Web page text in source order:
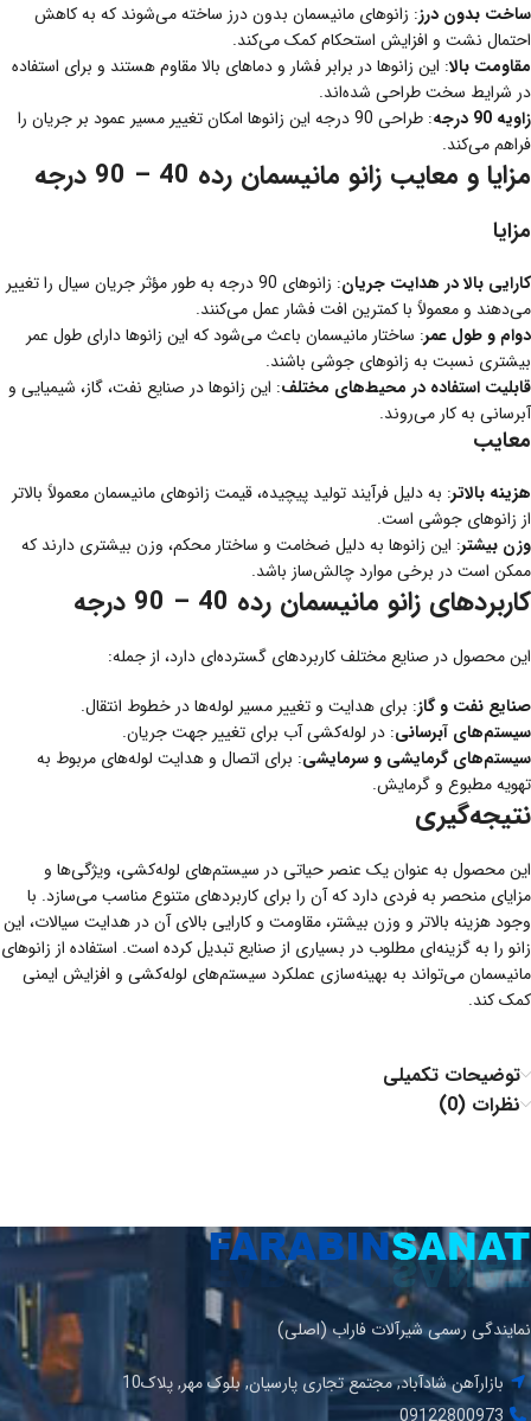
ساخت بدون درز: زانوهای مانیسمان بدون درز ساخته می‌شوند که به کاهش
احتمال نشت و افزایش استحکام کمک می‌کند.
مقاومت بالا: این زانوها در برابر فشار و دماهای بالا مقاوم هستند و برای استفاده
در شرایط سخت طراحی شده‌اند.
زاویه 90 درجه
: طراحی 90 درجه این زانوها امکان تغییر مسیر عمود بر جریان را
فراهم می‌کند.
مزایا و معایب زانو مانیسمان رده 40 – 90 درجه
مزایا
کارایی بالا در هدایت جریان
: زانوهای 90 درجه به طور مؤثر جریان سیال را تغییر
می‌دهند و معمولاً با کمترین افت فشار عمل می‌کنند.
دوام و طول عمر: ساختار مانیسمان باعث می‌شود که این زانوها دارای طول عمر
بیشتری نسبت به زانوهای جوشی باشند.
قابلیت استفاده در محیط‌های مختلف: این زانوها در صنایع نفت، گاز، شیمیایی و
آبرسانی به کار می‌روند.
معایب
هزینه بالاتر: به دلیل فرآیند تولید پیچیده، قیمت زانوهای مانیسمان معمولاً بالاتر
از زانوهای جوشی است.
وزن بیشتر: این زانوها به دلیل ضخامت و ساختار محکم، وزن بیشتری دارند که
ممکن است در برخی موارد چالش‌ساز باشد.
کاربردهای زانو مانیسمان رده 40 – 90 درجه
این محصول در صنایع مختلف کاربردهای گسترده‌ای دارد، از جمله:
صنایع نفت و گاز: برای هدایت و تغییر مسیر لوله‌ها در خطوط انتقال.
سیستم‌های آبرسانی: در لوله‌کشی آب برای تغییر جهت جریان.
سیستم‌های گرمایشی و سرمایشی: برای اتصال و هدایت لوله‌های مربوط به
تهویه مطبوع و گرمایش.
نتیجه‌گیری
این محصول به عنوان یک عنصر حیاتی در سیستم‌های لوله‌کشی، ویژگی‌ها و
مزایای منحصر به فردی دارد که آن را برای کاربردهای متنوع مناسب می‌سازد. با
وجود هزینه بالاتر و وزن بیشتر، مقاومت و کارایی بالای آن در هدایت سیالات، این
زانو را به گزینه‌ای مطلوب در بسیاری از صنایع تبدیل کرده است. استفاده از زانوهای
مانیسمان می‌تواند به بهینه‌سازی عملکرد سیستم‌های لوله‌کشی و افزایش ایمنی
کمک کند.
توضیحات تکمیلی
نظرات (0)
نمایندگی رسمی شیرآلات فاراب (اصلی)
بازارآهن شادآباد, مجتمع تجاری پارسیان, بلوک مهر, پلاک10